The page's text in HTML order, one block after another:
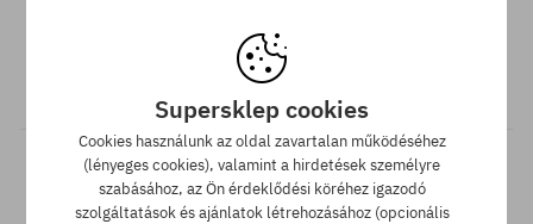
Minden 25 000 Ft. feletti megrendelést INGYEN szállítunk GLS
átvételi pontokra.
Supersklep cookies
Cookies használunk az oldal zavartalan működéséhez
(lényeges cookies), valamint a hirdetések személyre
szabásához, az Ön érdeklődési köréhez igazodó
szolgáltatások és ajánlatok létrehozásához (opcionális